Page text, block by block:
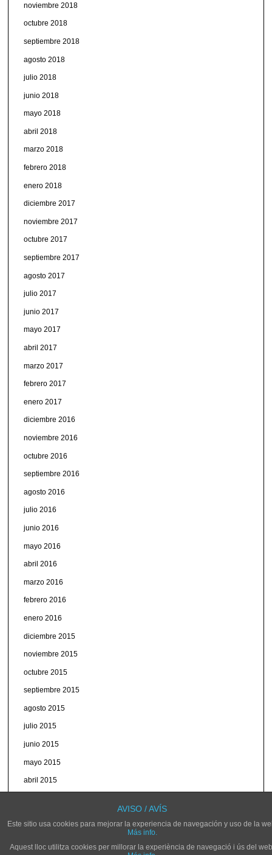
noviembre 2018
octubre 2018
septiembre 2018
agosto 2018
julio 2018
junio 2018
mayo 2018
abril 2018
marzo 2018
febrero 2018
enero 2018
diciembre 2017
noviembre 2017
octubre 2017
septiembre 2017
agosto 2017
julio 2017
junio 2017
mayo 2017
abril 2017
marzo 2017
febrero 2017
enero 2017
diciembre 2016
noviembre 2016
octubre 2016
septiembre 2016
agosto 2016
julio 2016
junio 2016
mayo 2016
abril 2016
marzo 2016
febrero 2016
enero 2016
diciembre 2015
noviembre 2015
octubre 2015
septiembre 2015
agosto 2015
julio 2015
junio 2015
mayo 2015
abril 2015
AVISO / AVÍS
Este sitio usa cookies para mejorar la experiencia de navegación y uso de la
Más info.
Aquest lloc utilitza cookies per millorar la experiència de navegació i ús del